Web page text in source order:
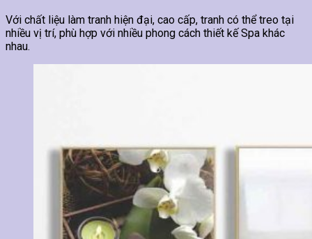
Với chất liệu làm tranh hiện đại, cao cấp, tranh có thể treo tại
nhiều vị trí, phù hợp với nhiều phong cách thiết kế Spa khác
nhau.